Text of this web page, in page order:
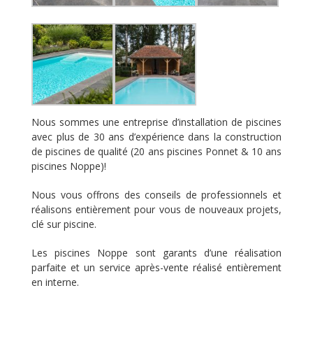
Nous sommes une entreprise d’installation de piscines
avec plus de 30 ans d’expérience dans la construction
de piscines de qualité (20 ans piscines Ponnet & 10 ans
piscines Noppe)!
Nous vous offrons des conseils de professionnels et
réalisons entièrement pour vous de nouveaux projets,
clé sur piscine.
Les piscines Noppe sont garants d’une réalisation
parfaite et un service après-vente réalisé entièrement
en interne.